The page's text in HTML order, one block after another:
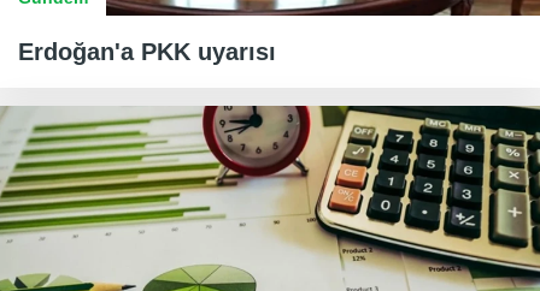
Erdoğan'a PKK uyarısı